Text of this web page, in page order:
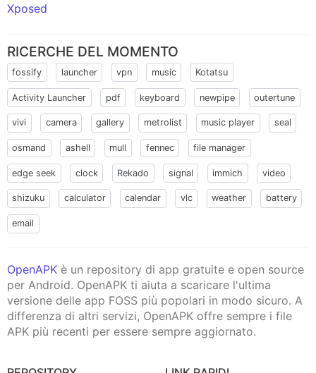
Xposed
RICERCHE DEL MOMENTO
fossify launcher vpn music Kotatsu
Activity Launcher pdf keyboard newpipe outertune
vivi camera gallery metrolist music player seal
osmand ashell mull fennec file manager
edge seek clock Rekado signal immich video
shizuku calculator calendar vlc weather battery
email
OpenAPK è un repository di app gratuite e open source
per Android. OpenAPK ti aiuta a scaricare l'ultima
versione delle app FOSS più popolari in modo sicuro. A
differenza di altri servizi, OpenAPK offre sempre i file
APK più recenti per essere sempre aggiornato.